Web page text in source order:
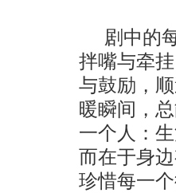
剧中的
拌嘴与牵
与鼓励，
暖瞬间，
一个人：
而在于身
珍惜每一